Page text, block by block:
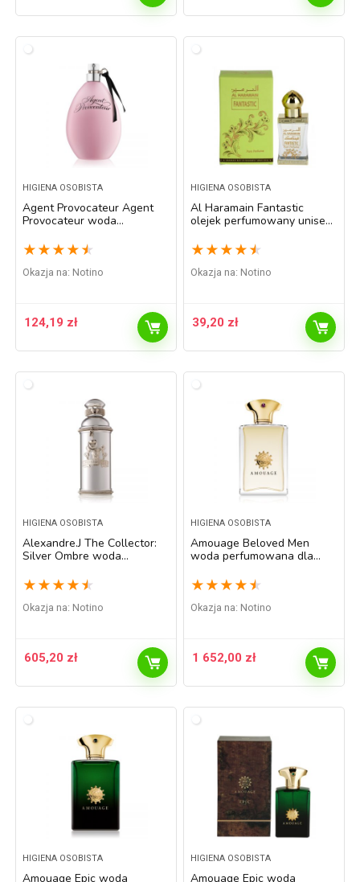
HIGIENA OSOBISTA
Agent Provocateur Agent
Provocateur woda
100 ml
★ ★ ★ ★ ★
Okazja na: Notino
124,19 zł
HIGIENA OSOBISTA
Al Haramain Fantastic
olejek perfumowany unisex
★ ★ ★ ★ ★
Okazja na: Notino
39,20 zł
HIGIENA OSOBISTA
Alexandre.J The Collector:
Silver Ombre woda
★ ★ ★ ★ ★
Okazja na: Notino
605,20 zł
HIGIENA OSOBISTA
Amouage Beloved Men
woda perfumowana dla
★ ★ ★ ★ ★
Okazja na: Notino
1 652,00 zł
HIGIENA OSOBISTA
Amouage Epic woda
HIGIENA OSOBISTA
Amouage Epic woda